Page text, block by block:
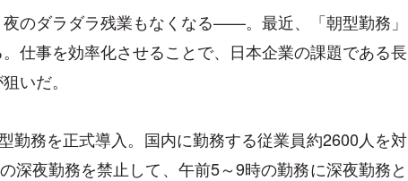
のダラダラ残業もなくなる——。最近、「朝型勤務」
仕事を効率化させることで、日本企業の課題である長
いだ。
勤務を正式導入。国内に勤務する従業員約2600人を対
深夜勤務を禁止して、午前5～9時の勤務に深夜勤務と